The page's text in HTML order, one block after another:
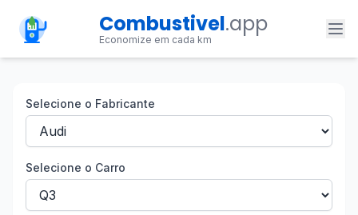
Combustivel.app
Economize em cada km
Selecione o Fabricante
Selecione o Carro